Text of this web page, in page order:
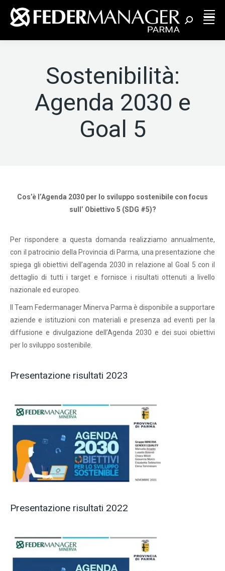
Cerca:
Sostenibilità:
Agenda 2030 e
Goal 5
Cos’è l’Agenda 2030 per lo sviluppo sostenibile con focus
sull’ Obiettivo 5 (SDG #5)?
Per rispondere a questa domanda realizziamo annualmente,
con il patrocinio della Provincia di Parma, una presentazione che
spiega gli obiettivi dell’agenda 2030 in relazione al Goal 5 con il
dettaglio di tutti i target e fornisce i risultati ottenuti a livello
nazionale ed europeo.
Il Team Federmanager Minerva Parma è disponibile a supportare
aziende e istituzioni con materiali e presenza ad eventi per la
diffusione e divulgazione dell’Agenda 2030 e dei suoi obiettivi
per lo sviluppo sostenibile.
Presentazione risultati 2023
Presentazione risultati 2022